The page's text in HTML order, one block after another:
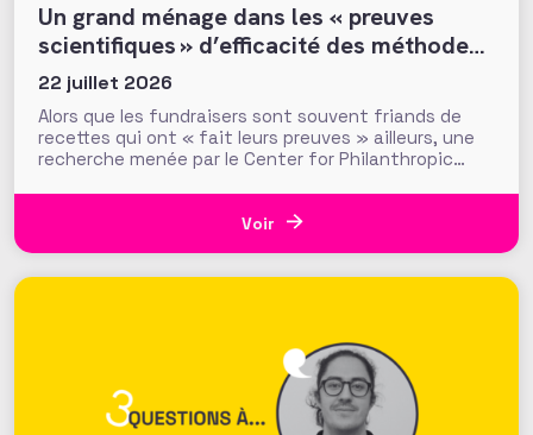
Un grand ménage dans les « preuves
scientifiques » d’efficacité des méthodes
et tactiques de collecte…
22 juillet 2026
Alors que les fundraisers sont souvent friands de
recettes qui ont « fait leurs preuves » ailleurs, une
recherche menée par le Center for Philanthropic
question cruciale : la recherche académique sur la
générosité apporte-t-elle des preuves solides pour
Voir